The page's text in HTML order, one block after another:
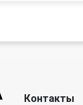
Контакты